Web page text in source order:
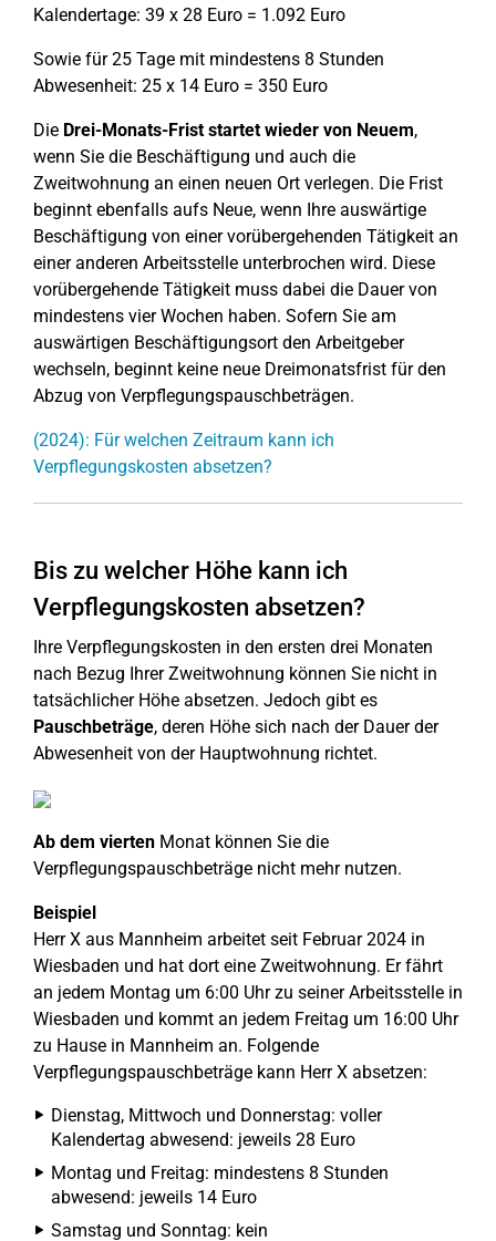
Kalendertage: 39 x 28 Euro = 1.092 Euro
Sowie für 25 Tage mit mindestens 8 Stunden
Abwesenheit: 25 x 14 Euro = 350 Euro
Die Drei-Monats-Frist startet wieder von Neuem,
wenn Sie die Beschäftigung und auch die
Zweitwohnung an einen neuen Ort verlegen. Die Frist
beginnt ebenfalls aufs Neue, wenn Ihre auswärtige
Beschäftigung von einer vorübergehenden Tätigkeit an
einer anderen Arbeitsstelle unterbrochen wird. Diese
vorübergehende Tätigkeit muss dabei die Dauer von
mindestens vier Wochen haben. Sofern Sie am
auswärtigen Beschäftigungsort den Arbeitgeber
wechseln, beginnt keine neue Dreimonatsfrist für den
Abzug von Verpflegungspauschbeträgen.
(2024): Für welchen Zeitraum kann ich
Verpflegungskosten absetzen?
Bis zu welcher Höhe kann ich
Verpflegungskosten absetzen?
Ihre Verpflegungskosten in den ersten drei Monaten
nach Bezug Ihrer Zweitwohnung können Sie nicht in
tatsächlicher Höhe absetzen. Jedoch gibt es
Pauschbeträge, deren Höhe sich nach der Dauer der
Abwesenheit von der Hauptwohnung richtet.
Ab dem vierten Monat können Sie die
Verpflegungspauschbeträge nicht mehr nutzen.
Beispiel
Herr X aus Mannheim arbeitet seit Februar 2024 in
Wiesbaden und hat dort eine Zweitwohnung. Er fährt
an jedem Montag um 6:00 Uhr zu seiner Arbeitsstelle in
Wiesbaden und kommt an jedem Freitag um 16:00 Uhr
zu Hause in Mannheim an. Folgende
Verpflegungspauschbeträge kann Herr X absetzen:
Dienstag, Mittwoch und Donnerstag: voller
Kalendertag abwesend: jeweils 28 Euro
Montag und Freitag: mindestens 8 Stunden
abwesend: jeweils 14 Euro
Samstag und Sonntag: kein